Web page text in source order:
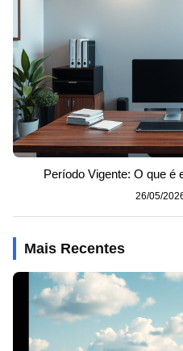
Período Vigente: O que é
26/05/
Mais Recentes